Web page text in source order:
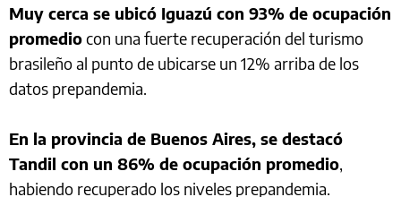
Muy cerca se ubicó Iguazú con 93% de ocupación
promediocon una fuerte recuperación del turismo
brasileño al punto de ubicarse un 12% arriba de los
datos prepandemia.
En la provincia de Buenos Aires, se destacó
Tandil con un 86% de ocupación promedio,
habiendo recuperado los niveles prepandemia.